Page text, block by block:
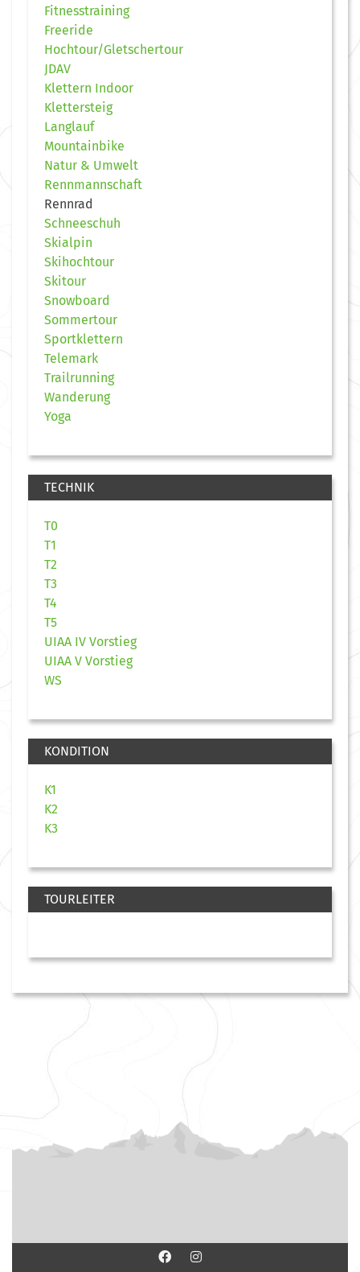
Fitnesstraining
Freeride
Hochtour/Gletschertour
JDAV
Klettern Indoor
Klettersteig
Langlauf
Mountainbike
Natur & Umwelt
Rennmannschaft
Rennrad
Schneeschuh
Skialpin
Skihochtour
Skitour
Snowboard
Sommertour
Sportklettern
Telemark
Trailrunning
Wanderung
Yoga
TECHNIK
T0
T1
T2
T3
T4
T5
UIAA IV Vorstieg
UIAA V Vorstieg
WS
KONDITION
K1
K2
K3
TOURLEITER